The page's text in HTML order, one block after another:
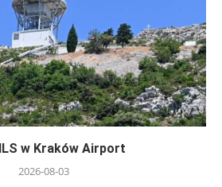
w Kraków Airport
2026-08-03